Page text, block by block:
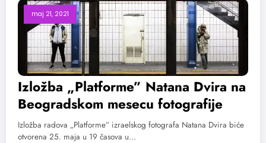
maj 21, 2021
Izložba „Platforme” Natana Dvira na
Beogradskom mesecu fotografije
Izložba radova „Platforme” izraelskog fotografa Natana Dvira biće
otvorena 25. maja u 19 časova u…